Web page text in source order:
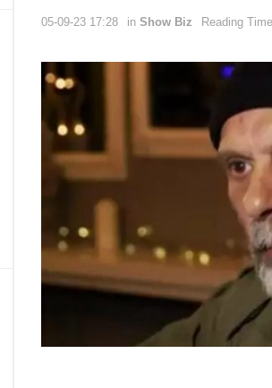
05-09-23 17:28 in Show Biz Reading